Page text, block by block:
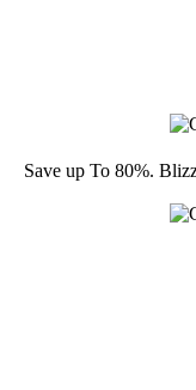
Save up To 80%.